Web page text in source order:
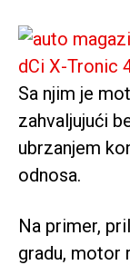
Sa njim je
zahvaljujući
ubrzanjem
odnosa.
Na primer,
gradu, motor